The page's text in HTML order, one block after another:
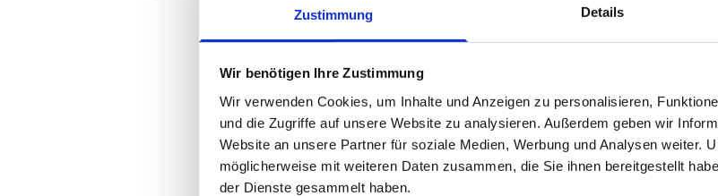
Zustimmung Details
Wir benötigen Ihre Zustimmung
Wir verwenden Cookies, um Inhalte und Anzeigen zu personalisieren,
und die Zugriffe auf unsere Website zu analysieren. Außerdem geben wir
Website an unsere Partner für soziale Medien, Werbung und Analysen weiter.
möglicherweise mit weiteren Daten zusammen, die Sie ihnen bereitgestellt
der Dienste gesammelt haben.